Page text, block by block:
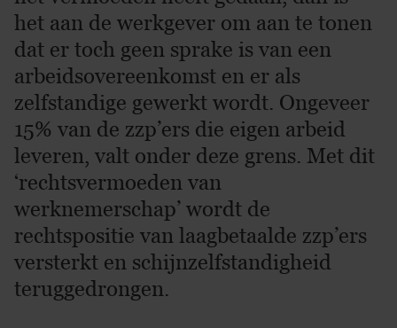
het aan de werkgever om aan te tonen
dat er toch geen sprake is van een
arbeidsovereenkomst en er als
zelfstandige gewerkt wordt. Ongeveer
15% van de zzp’ers die eigen arbeid
leveren, valt onder deze grens. Met dit
‘rechtsvermoeden van
werknemerschap’ wordt de
rechtspositie van laagbetaalde zzp’ers
versterkt en schijnzelfstandigheid
teruggedrongen.